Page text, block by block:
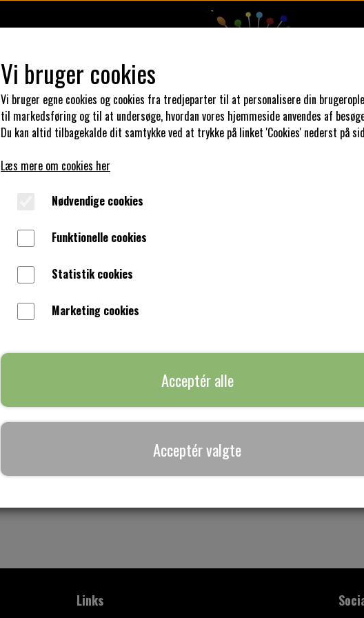
DESIGN DIN KJOLE UNIKA PAKKER STOFSALG KLAR PARAT
Aqua glimmerbånd
0,00 kr.
Super fede glimmerbånd til din kjole.
Links
Vi bruger cookies
Vi bruger egne cookies og cookies fra tredjeparter til at personalisere din
til markedsføring og til at undersøge, hvordan vores hjemmeside anvendes af
Du kan altid tilbagekalde dit samtykke ved at trykke på linket 'Cookies' nederst på
Læs mere om cookies her
Nødvendige cookies
Funktionelle cookies
Statistik cookies
Marketing cookies
Acceptér alle
Acceptér valgte